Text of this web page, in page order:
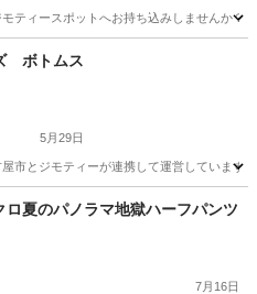
ースポットへお持ち込みしませんか？
クリル
ボトムス
5月29日
屋市とジモティーが連携して運営してい
リユース
夏のパノラマ地獄ハーフパンツ
7月16日